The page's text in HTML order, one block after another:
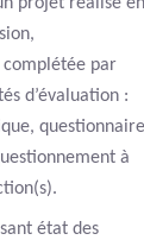
par
d’évaluation :
questionnaire
à
état des